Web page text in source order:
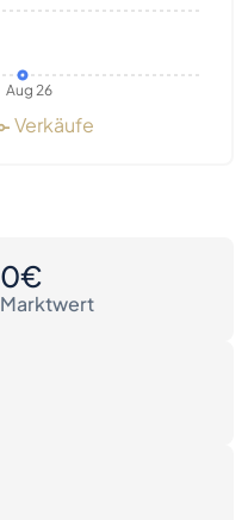
Aug 26
Verkäufe
0€
Marktwert